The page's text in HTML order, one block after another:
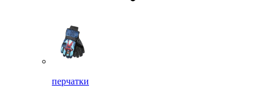
перчатки